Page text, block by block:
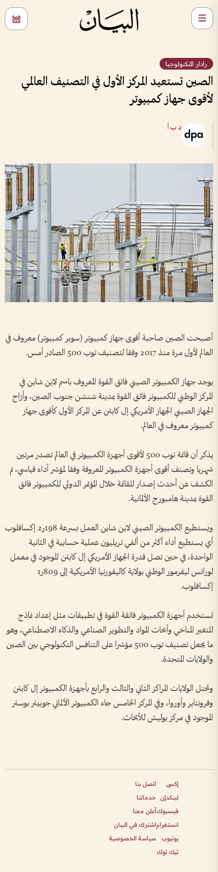
رادار التكنولوجيا
الصين تستعيد المركز الأول في التصنيف العالمي
لأقوى جهاز كمبيوتر
د ب أ
أصبحت الصين صاحبة أقوى جهاز كمبيوتر (سوبر كمبيوتر) معروف في
العالم لأول مرة منذ 2017 وفقا لتصنيف توب 500 الصادر أمس.
يوجد جهاز الكمبيوتر الصيني فائق القوة المعروف باسم لاين شاين في
المركز الوطني للكمبيوتر فائق القوة بمدينة شنشن جنوب الصين، وأزاح
الجهاز الصيني الجهاز الأمريكي إل كابتن عن المركز الأول كأقوى جهاز
كمبيوتر معروف في العالم.
يذكر أن قائمة توب 500 لأقوى أجهزة الكمبيوتر في العالم تصدر مرتين
شهريا وتصنف أقوى أجهزة الكمبيوتر المعروفة وفقا لمؤشر أداء قياسي، تم
الكشف عن أحدث إصدار للقائمة خلال المؤتمر الدولي للكمبيوتر فائق
القوة بمدينة هامبورج الألمانية.
ويستطيع الكمبيوتر الصيني لاين شاين العمل بسرعة 198ر2 إكسافلوب
أي يستطيع أداء أكثر من ألفي تريليون عملية حسابية في الثانية
الواحدة، في حين تصل قدرة الجهاز الأمريكي إل كابتن الموجود في معمل
لورانس ليفرمور الوطني بولاية كاليفورنيا الأمريكية إلى 809ر1
إكسافلوب.
تستخدم أجهزة الكمبيوتر فائقة القوة في تطبيقات مثل إعداد نماذج
للتغير المناخي وأبحاث المواد والتطوير الصناعي والذكاء الاصطناعي، وهو
ما يجعل تصنيف توب 500 مؤشرا على التنافس التكنولوجي بين الصين
والولايات المتحدة.
وتحتل الولايات المراكز الثاني والثالث والرابع بأجهزة الكمبيوتر إل كابتن
وفرونتاير وأوروا، وفي المركز الخامس جاء الكمبيوتر الألماني جوبيتر بوستر
الموجود في مركز يوليش للأبحاث.
إكس
لينكدإن
فيسبوك
انستغرام
يوتيوب
تيك توك
اتصل بنا
خدماتنا
أعلن معنا
اشترك في البيان
سياسة الخصوصية